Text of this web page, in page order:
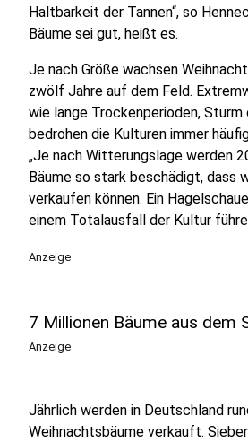
Haltbarkeit der Tannen“, so
Bäume sei gut, heißt es.
Je nach Größe wachsen
zwölf Jahre auf dem Feld.
wie lange Trockenperioden, Sturm
bedrohen die Kulturen immer
„Je nach Witterungslage werden
Bäume so stark beschädigt, dass
verkaufen können. Ein
einem Totalausfall der Kultur
Anzeige
7 Millionen Bäume aus dem
Anzeige
Jährlich werden in Deutschland
Weihnachtsbäume verkauft.